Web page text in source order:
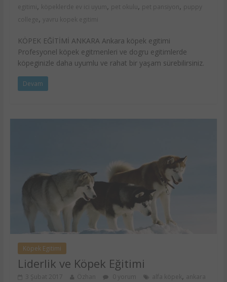
egitimi , köpeklerde ev ici uyum , pet okulu , pet pansiyon , puppy
college , yavru kopek egitimi
KÖPEK EĞİTİMİ ANKARA Ankara köpek egitimi
Profesyonel köpek egitmenleri ve dogru egitimlerde
köpeginizle daha uyumlu ve rahat bir yaşam sürebilirsiniz.
Devam
Köpek Egitimi
Liderlik ve Köpek Eğitimi
3 Şubat 2017 Özhan 0 yorum alfa köpek ,
ankara